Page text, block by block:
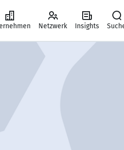
Netzwerk Insights